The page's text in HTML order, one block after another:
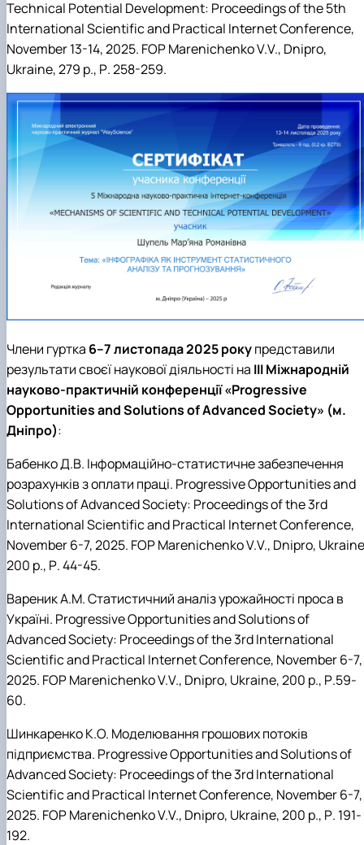
Technical Potential Development: Proceedings of the 5th
International Scientific and Practical Internet Conference,
November 13-14, 2025. FOP Marenichenko V.V., Dnipro,
Ukraine, 279 p., Р. 258-259.
Члени гуртка 6–7 листопада 2025 рокупредставили
результати своєї наукової діяльності на ІІІ Міжнародній
науково-практичній конференції «Progressive
Opportunities and Solutions of Advanced Society» (м.
Дніпро):
Бабенко Д.В. Інформаційно-статистичне забезпечення
розрахунків з оплати праці. Progressive Opportunities and
Solutions of Advanced Society: Proceedings of the 3rd
International Scientific and Practical Internet Conference,
November 6-7, 2025. FOP Marenichenko V.V., Dnipro,
200 p., Р. 44-45.
Вареник А.М. Статистичний аналіз урожайності проса в
Україні. Progressive Opportunities and Solutions of
Advanced Society: Proceedings of the 3rd International
Scientific and Practical Internet Conference, November 6-7,
2025. FOP Marenichenko V.V., Dnipro, Ukraine, 200 p., Р.59-
60.
Шинкаренко К.О. Моделювання грошових потоків
підприємства. Progressive Opportunities and Solutions of
Advanced Society: Proceedings of the 3rd International
Scientific and Practical Internet Conference, November 6-7,
2025. FOP Marenichenko V.V., Dnipro, Ukraine, 200 p., Р. 191-
192.